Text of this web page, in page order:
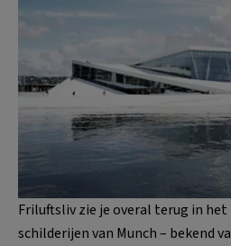
Friluftsliv zie je overal terug in het
schilderijen van Munch – bekend